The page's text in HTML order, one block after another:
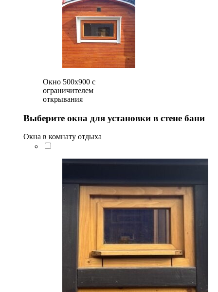
Окно 500x900 с
ограничителем
открывания
Выберите окна для установки в стене бани
Окна в комнату отдыха